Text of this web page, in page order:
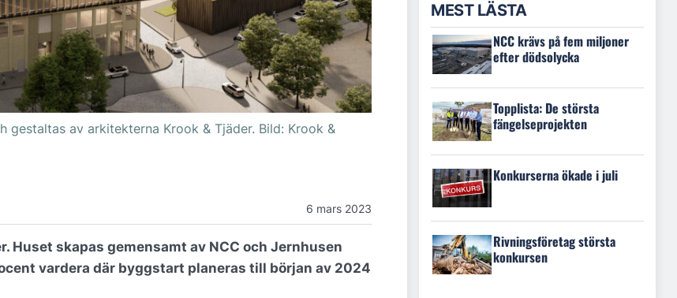
av arkitekterna Krook & Tjäder. Bild: Krook &
6 mars 2023
Huset skapas gemensamt av NCC och Jernhusen
vardera där byggstart planeras till början av 2024
MEST LÄSTA
NCC krävs på fem miljoner
efter dödsolycka
Topplista: De största
fängelseprojekten
Konkurserna ökade i juli
Rivningsföretag största
konkursen